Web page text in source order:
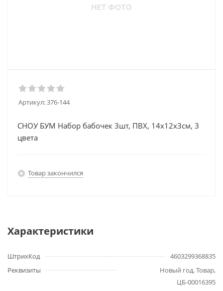
Артикул:376-144
СНОУ БУМ Набор бабочек 3шт, ПВХ, 14х12х3см, 3
цвета
Товар закончился
Характеристики
ШтрихКод
4603299368835
Реквизиты
Новый год, Товар,
ЦБ-00016395